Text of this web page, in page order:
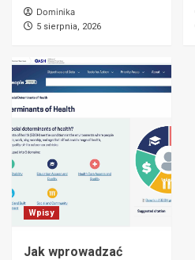
Dominika
5 sierpnia, 2026
Wpisy
Jak wprowadzać